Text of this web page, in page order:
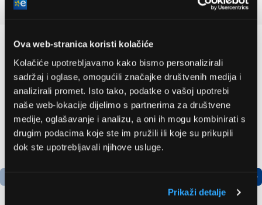
Ova web-stranica koristi kolačiće
Kolačiće upotrebljavamo kako bismo personalizirali
sadržaj i oglase, omogućili značajke društvenih medija i
analizirali promet. Isto tako, podatke o vašoj upotrebi
naše web-lokacije dijelimo s partnerima za društvene
medije, oglašavanje i analizu, a oni ih mogu kombinirati s
drugim podacima koje ste im pružili ili koje su prikupili
dok ste upotrebljavali njihove usluge.
Prikaži detalje
Detaljan opis
Preporučujemo za vas